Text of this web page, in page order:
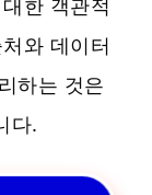
한 객관적
와 데이터
하는 것은
다.